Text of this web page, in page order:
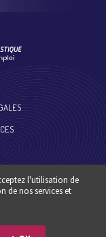
l'utilisation de
de nos services et